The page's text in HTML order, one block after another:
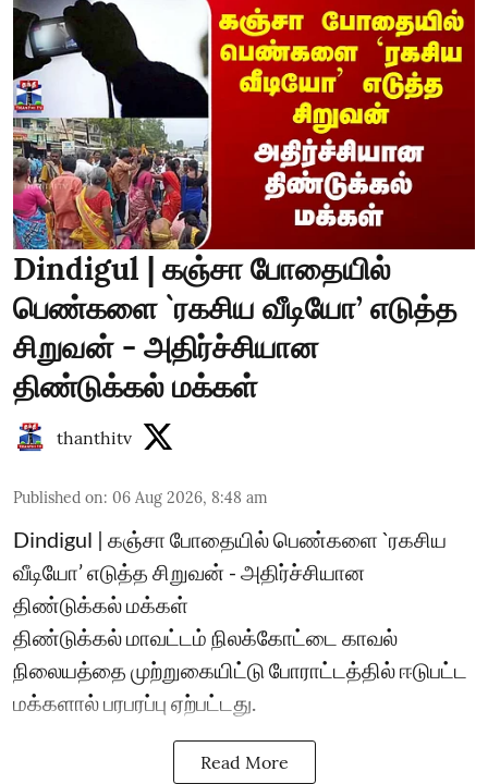
Dindigul | கஞ்சா போதையில்
பெண்களை `ரகசிய வீடியோ’ எடுத்த
சிறுவன் - அதிர்ச்சியான
திண்டுக்கல் மக்கள்
thanthitv
Published on: 06 Aug 2026, 8:48 am
Dindigul | கஞ்சா போதையில் பெண்களை `ரகசிய
வீடியோ’ எடுத்த சிறுவன் - அதிர்ச்சியான
திண்டுக்கல் மக்கள்
திண்டுக்கல் மாவட்டம் நிலக்கோட்டை காவல்
நிலையத்தை முற்றுகையிட்டு போராட்டத்தில் ஈடுபட்ட
மக்களால் பரபரப்பு ஏற்பட்டது.
Read More